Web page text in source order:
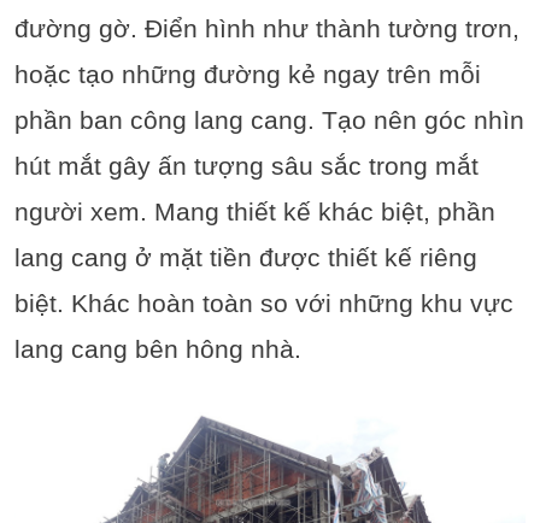
đường gờ. Điển hình như thành tường trơn,
hoặc tạo những đường kẻ ngay trên mỗi
phần ban công lang cang. Tạo nên góc nhìn
hút mắt gây ấn tượng sâu sắc trong mắt
người xem. Mang thiết kế khác biệt, phần
lang cang ở mặt tiền được thiết kế riêng
biệt. Khác hoàn toàn so với những khu vực
lang cang bên hông nhà.